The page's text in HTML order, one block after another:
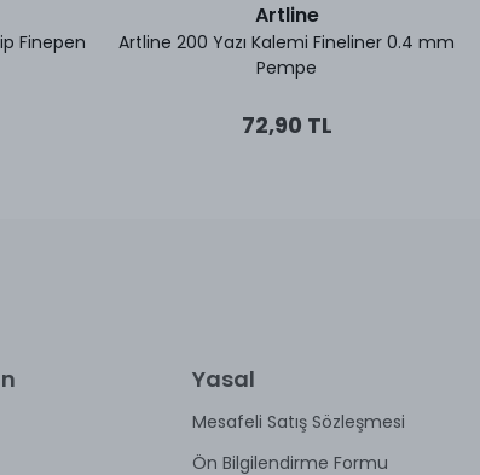
Finepen
Artline
Artline 200 Yazı Kalemi Fineliner 0.4 mm
Pempe
72,90 TL
Yasal
Mesafeli Satış Sözleşmesi
Ön Bilgilendirme Formu